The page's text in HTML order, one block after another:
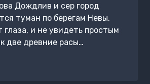
Дождлив и сер город
туман по берегам Невы,
глаза, и не увидеть простым
две древние расы…